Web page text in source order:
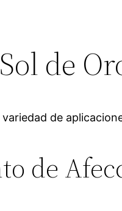
de
de
de